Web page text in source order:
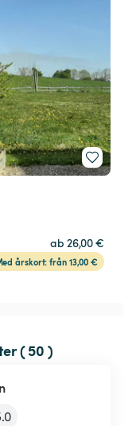
ab 26,00 €
årskort: från 13,00 €
( 50 )